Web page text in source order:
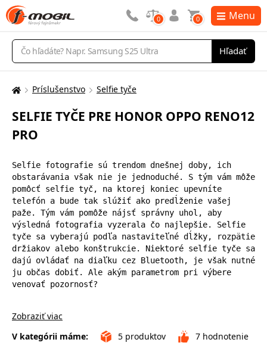
Vyhľadávanie
Hľadať
0 0 Menu
Tu
nachádzate:
Príslušenstvo Selfie tyče
SELFIE TYČE PRE HONOR OPPO RENO12
PRO
Selfie fotografie sú trendom dnešnej doby, ich
obstarávania však nie je jednoduché. S tým vám môže
pomôcť selfie tyč, na ktorej koniec upevníte
telefón a bude tak slúžiť ako predĺženie vašej
paže. Tým vám pomôže nájsť správny uhol, aby
výsledná fotografia vyzerala čo najlepšie. Selfie
tyče sa vyberajú podľa nastaviteľné dĺžky, rozpätie
držiakov alebo konštrukcie. Niektoré selfie tyče sa
dajú ovládať na diaľku cez Bluetooth, je však nutné
ju občas dobiť. Ale akým parametrom pri výbere
venovať pozornosť?
Zobraziť viac
V kategórii máme:
5 produktov 7 hodnotenie